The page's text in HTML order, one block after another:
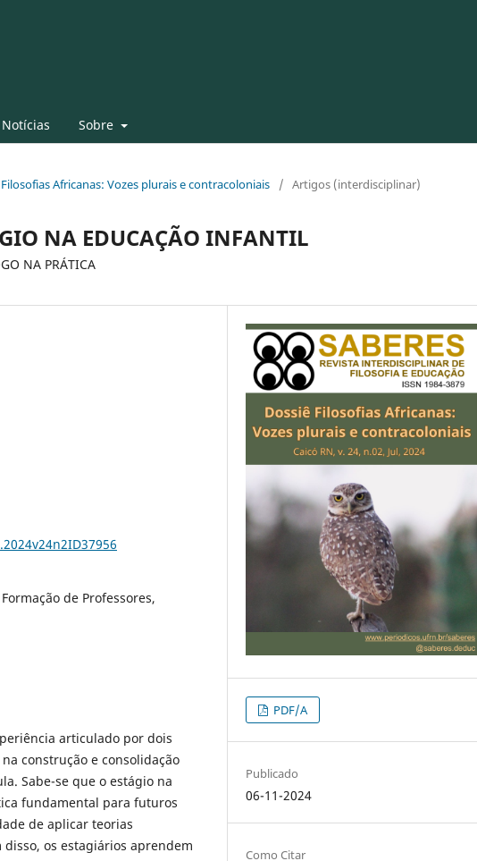
Notícias Sobre
Africanas: Vozes plurais e contracoloniais / Artigos (interdisciplinar)
NA EDUCAÇÃO INFANTIL
NA PRÁTICA
de Professores,
articulado por dois
construção e consolidação
Sabe-se que o estágio na
fundamental para futuros
de aplicar teorias
os estagiários aprendem
PDF/A
Publicado
06-11-2024
Como Citar